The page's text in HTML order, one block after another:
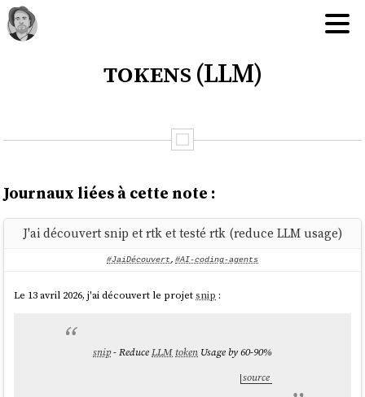
tokens (LLM)
Journaux liées à cette note :
J'ai découvert snip et rtk et testé rtk (reduce LLM usage)
#JaiDécouvert, #AI-coding-agents
Le 13 avril 2026, j'ai découvert le projetsnip :
snip- ReduceLLMtoken Usage by 60-90%
source